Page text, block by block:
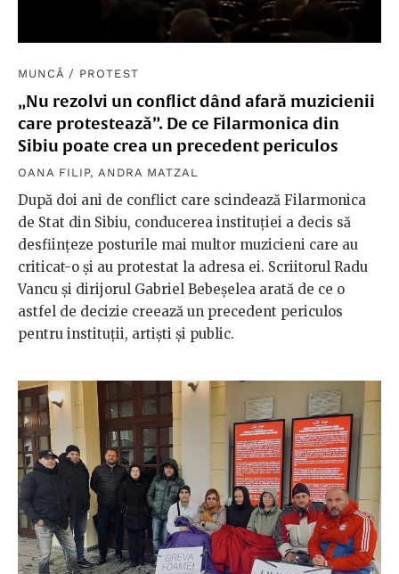
MUNCĂ / PROTEST
„Nu rezolvi un conflict dând afară muzicienii
care protestează”. De ce Filarmonica din
Sibiu poate crea un precedent periculos
OANA FILIP, ANDRA MATZAL
După doi ani de conflict care scindează Filarmonica
de Stat din Sibiu, conducerea instituției a decis să
desființeze posturile mai multor muzicieni care au
criticat-o și au protestat la adresa ei. Scriitorul Radu
Vancu și dirijorul Gabriel Bebeșelea arată de ce o
astfel de decizie creează un precedent periculos
pentru instituții, artiști și public.